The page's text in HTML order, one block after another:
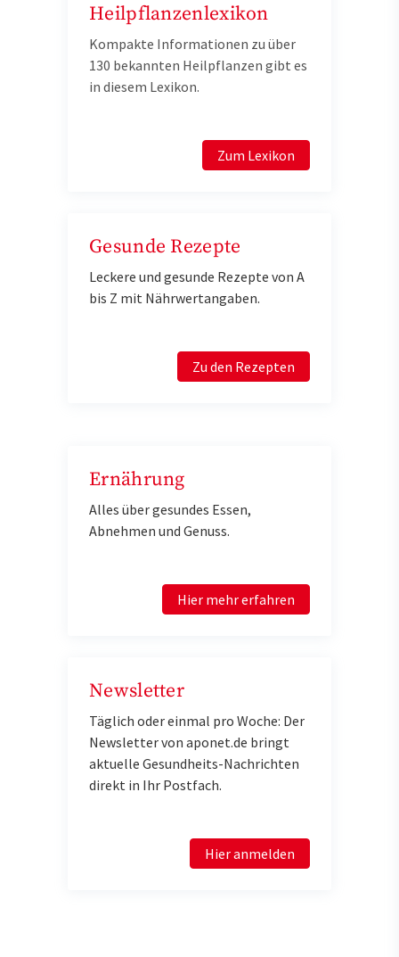
Heilpflanzenlexikon
Kompakte Informationen zu über
130 bekannten Heilpflanzen gibt es
in diesem Lexikon.
Zum Lexikon
Gesunde Rezepte
Leckere und gesunde Rezepte von A
bis Z mit Nährwertangaben.
Zu den Rezepten
Ernährung
Alles über gesundes Essen,
Abnehmen und Genuss.
Hier mehr erfahren
Newsletter
Täglich oder einmal pro Woche: Der
Newsletter von aponet.de bringt
aktuelle Gesundheits-Nachrichten
direkt in Ihr Postfach.
Hier anmelden